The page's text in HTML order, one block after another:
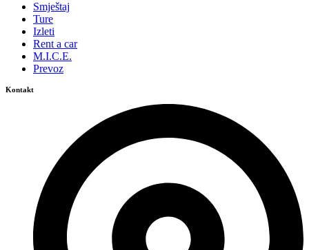
Smještaj
Ture
Izleti
Rent a car
M.I.C.E.
Prevoz
Kontakt